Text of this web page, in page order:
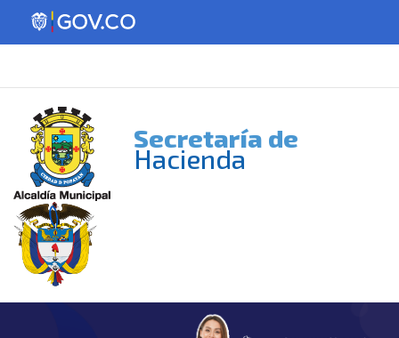
Secretaría de
Hacienda